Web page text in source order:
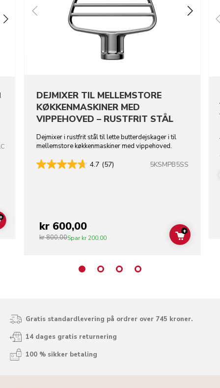
ADD TO CART
DEJMIXER TIL MELLEMSTORE
KØKKENMASKINER MED
VIPPEHOVED – RUSTFRIT STÅL
Dejmixer i rustfrit stål til lette butterdejskager i til
mellemstore køkkenmaskiner med vippehoved.
4.7 (57) 5KSMPB5SS
kr 600,00
kr 800,00Spar kr 200,00 ADD TO
+
Gratis standardlevering på ordrer over 745 kroner.
14 dages gratis returnering
100 % sikker betaling